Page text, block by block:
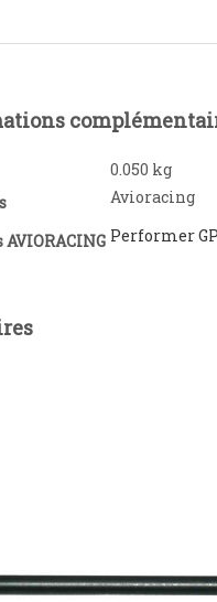
0.050 kg
Avioracing
Performer GP